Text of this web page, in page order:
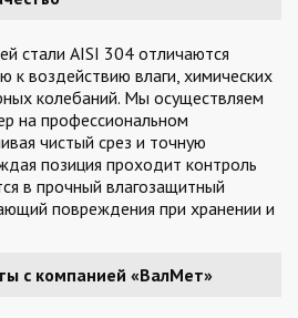
стали AISI 304 отличаются
к воздействию влаги, химических
колебаний. Мы осуществляем
на профессиональном
чистый срез и точную
позиция проходит контроль
в прочный влагозащитный
повреждения при хранении и
с компанией «ВалМет»